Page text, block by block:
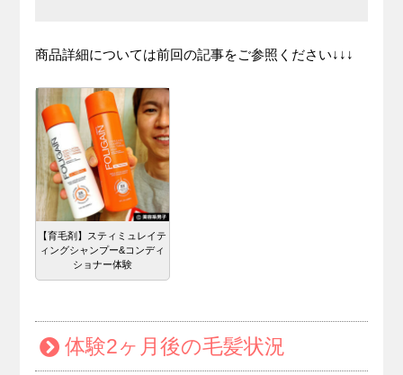
商品詳細については前回の記事をご参照ください↓↓↓
【育毛剤】スティミュレイテ
ィングシャンプー&コンディ
ショナー体験
体験2ヶ月後の毛髪状況